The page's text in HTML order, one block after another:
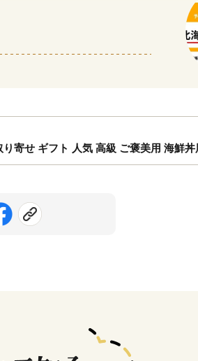
寄せ ギフト 人気 高級 ご褒美用 海鮮